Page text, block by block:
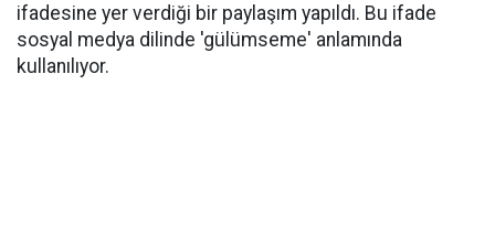
ifadesine yer verdiği bir paylaşım yapıldı. Bu ifade
sosyal medya dilinde 'gülümseme' anlamında
kullanılıyor.